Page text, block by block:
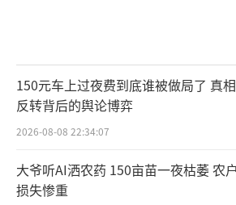
150元车上过夜费到底谁被做局了 真相
反转背后的舆论博弈
2026-08-08 22:34:07
大爷听AI洒农药 150亩苗一夜枯萎 农户
损失惨重